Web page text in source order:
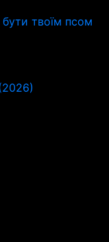
твоїм псом